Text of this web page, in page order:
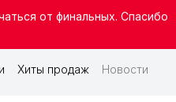
от финальных. Спасибо
Хиты продаж Новости